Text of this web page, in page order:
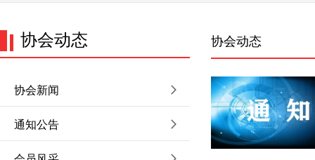
协会动态
协会新闻
通知公告
协会动态